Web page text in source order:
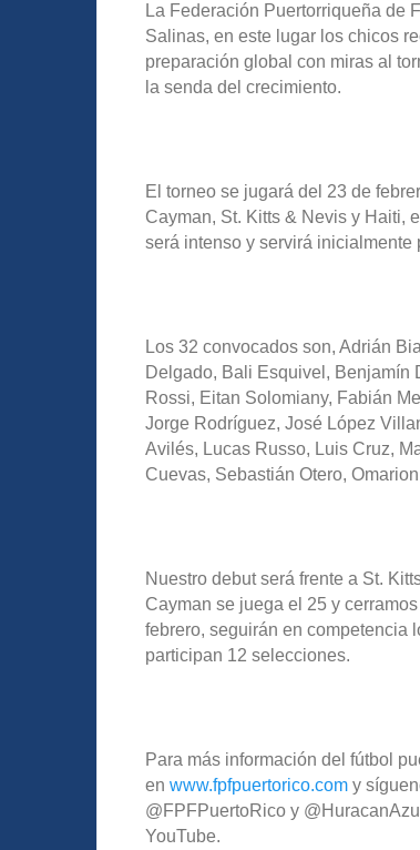
La Federación Puertorriqueña de
Salinas, en este lugar los chicos
preparación global con miras al
la senda del crecimiento.
El torneo se jugará del 23 de
Cayman, St. Kitts & Nevis y Haiti,
será intenso y servirá
Los 32 convocados son, Adrián
Delgado, Bali Esquivel, Benjamín
Rossi, Eitan Solomiany, Fabián
Jorge Rodríguez, José López
Avilés, Lucas Russo, Luis Cruz,
Cuevas, Sebastián Otero,
Nuestro debut será frente a St.
Cayman se juega el 25 y
febrero, seguirán en competencia
participan 12 selecciones.
Para más información del fútbol
en www.fpfpuertorico.com y
@FPFPuertoRico y
YouTube.